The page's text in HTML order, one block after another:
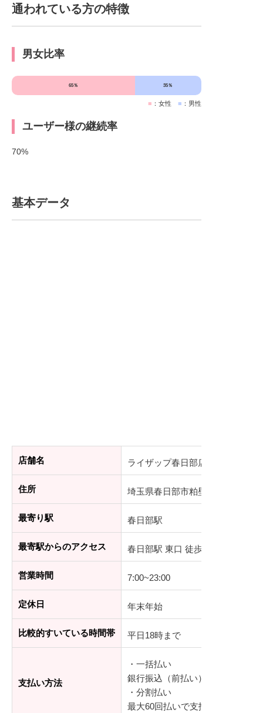
通われている方の特徴
男女比率
65％ 35％
■ ：女性 ■ ：男性
ユーザー様の継続率
70%
基本データ
店舗名 ライザップ春日部店
住所 埼玉県春日部市粕壁1-7-3 岡安ビ
最寄り駅 春日部駅
最寄駅からのアクセス 春日部駅 東口 徒歩2分
営業時間 7:00~23:00
定休日 年末年始
比較的すいている時間帯 平日18時まで
支払い方法
・一括払い
銀行振込（前払い）、デビット
・分割払い
最大60回払いで支払可能